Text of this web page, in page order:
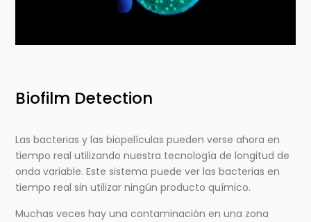
Biofilm Detection
Las bacterias y las biopelículas pueden verse ahora en
tiempo real utilizando nuestra tecnología de longitud de
onda variable. Este sistema puede ver las bacterias en
tiempo real sin utilizar ningún producto químico.
Muchas veces hay una contaminación en una zona